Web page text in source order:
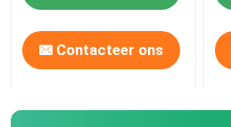
Contacteer ons